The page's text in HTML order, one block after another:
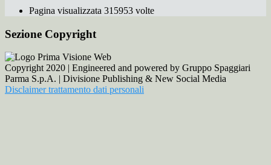
Pagina visualizzata 315953 volte
Sezione Copyright
Copyright 2020 | Engineered and powered by Gruppo Spaggiari
Parma S.p.A. | Divisione Publishing & New Social Media
Disclaimer trattamento dati personali